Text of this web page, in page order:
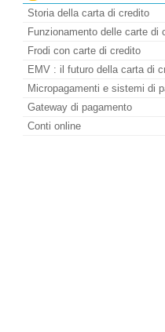
Storia della carta di credito
Funzionamento delle carte di
Frodi con carte di credito
EMV : il futuro della carta di
Micropagamenti e sistemi di
Gateway di pagamento
Conti online